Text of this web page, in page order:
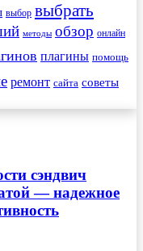
выбор выбрать
методы обзор онлайн
плагины помощь
ремонт сайта советы
сэндвич
— надежное